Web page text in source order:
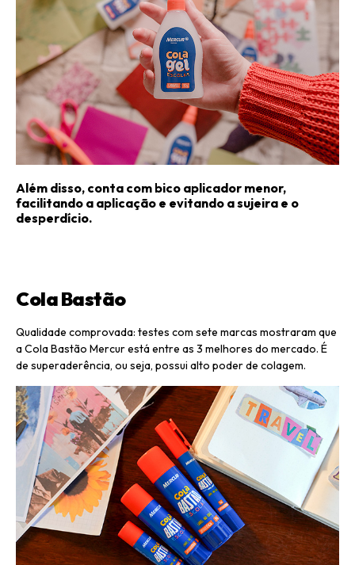
Além disso, conta com bico aplicador menor,
facilitando a aplicação e evitando a sujeira e o
desperdício.
Cola Bastão
Qualidade comprovada: testes com sete marcas mostraram que
a Cola Bastão Mercur está entre as 3 melhores do mercado. É
de superaderência, ou seja, possui alto poder de colagem.